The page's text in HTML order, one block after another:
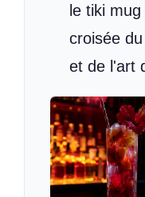
le tiki
croisée
et de l'art